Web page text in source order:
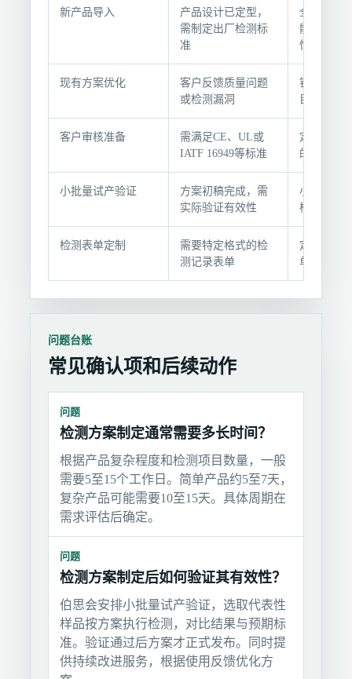
件
与
荐
组
新产品导入
产品设计已定型，
需制定出厂检测标
准
全面检测
能+外观+
性）
现有方案优化
客户反馈质量问题
或检测漏洞
针对性补
目或调整
客户审核准备
需满足CE、UL或
IATF 16949等标准
定制符合
的检测方
小批量试产验证
方案初稿完成，需
实际验证有效性
小批验证
样品检测
检测表单定制
需要特定格式的检
测记录表单
定制纸质
单模板
问题台账
常见确认项和后续动作
问题
检测方案制定通常需要多长时间？
根据产品复杂程度和检测项目数量，一般
需要5至15个工作日。简单产品约5至7天，
复杂产品可能需要10至15天。具体周期在
需求评估后确定。
问题
检测方案制定后如何验证其有效性？
伯思会安排小批量试产验证，选取代表性
样品按方案执行检测，对比结果与预期标
准。验证通过后方案才正式发布。同时提
供持续改进服务，根据使用反馈优化方